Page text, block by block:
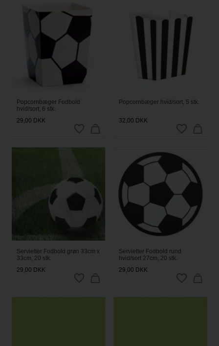
Popcornbæger Fodbold
hvid/sort, 6 stk.
29,00 DKK
Popcornbæger hvid/sort, 5 stk.
32,00 DKK
Servietter Fodbold grøn 33cm x
33cm, 20 stk.
29,00 DKK
Servietter Fodbold rund
hvid/sort 27cm, 20 stk.
29,00 DKK